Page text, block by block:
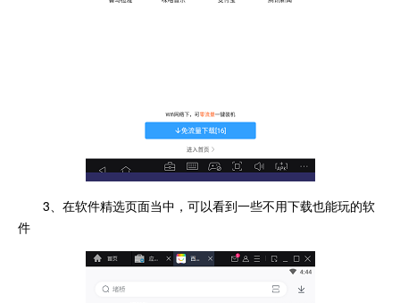
3、在软件精选页面当中，可以看到一些不用下载也能玩的软
件